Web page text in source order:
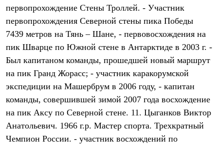
Чуни
Уход за обувью
Аксессуары
Головные уборы
Шапки
Балаклавы и маски
Кепки и бейсболки
Повязки
Шарфы
Панамы
Перчатки и рукавицы
Перчатки
Носки
Полезные аксессуары
первопрохождение Стены Троллей. - Участник
первопрохождения Северной стены пика Победы
7439 метров на Тянь – Шане, - первовосхождения на
пик Шварце по Южной стене в Антарктиде в 2003 г. -
Был капитаном команды, прошедшей новый маршрут
на пик Гранд Жорасс; - участник каракорумской
экспедиции на Машербрум в 2006 году, - капитан
команды, совершившей зимой 2007 года восхождение
на пик Аксу по Северной стене. 11. Цыганков Виктор
Анатольевич. 1966 г.р. Мастер спорта. Трехкратный
Чемпион России. - участник восхождений по